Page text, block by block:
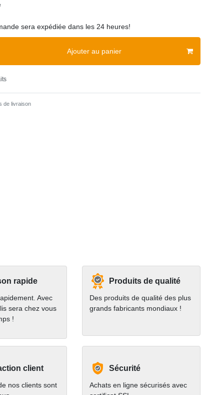
sera expédiée dans les 24 heures!
Ajouter au panier
de livraison
rapide
Avec
sera chez vous
!
Produits de qualité
Des produits de qualité des plus
grands fabricants mondiaux !
client
nos clients sont
Sécurité
Achats en ligne sécurisés avec